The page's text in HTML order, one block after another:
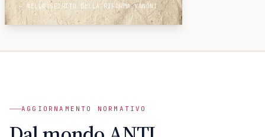
A
— NELLO SPIRITO DELLA RIFORMA VANONI
AGGIORNAMENTO NORMATIVO